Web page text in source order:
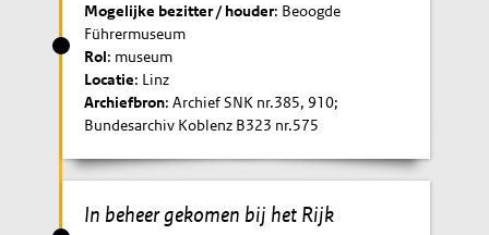
Mogelijke bezitter / houder: Beoogde
Führermuseum
Rol: museum
Locatie: Linz
Archiefbron: Archief SNK nr.385, 910;
Bundesarchiv Koblenz B323 nr.575
In beheer gekomen bij het Rijk